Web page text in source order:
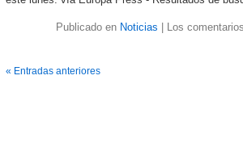
Publicado en Noticias Los
« Entradas anteriores